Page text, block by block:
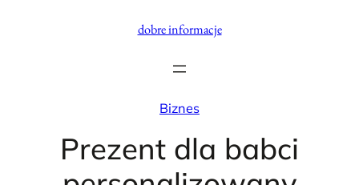
dobre informacje
Biznes
Prezent dla babci